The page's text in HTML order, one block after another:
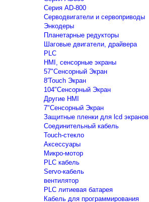
Серия AD-800
Серводвигатели и сервоприводы
Энкодеры
Планетарные редукторы
Шаговые двигатели, драйвера
PLC
HMI, сенсорные экраны
57"Сенсорный Экран
8'Touch Экран
104"Сенсорный Экран
Другие HMI
7"Сенсорный Экран
Защитные пленки для lcd экранов
Соединительный кабель
Touch-стекло
Аксессуары
Микро-мотор
PLC кабель
Servo-кабель
вентилятор
PLC литиевая батарея
Кабель для программирования